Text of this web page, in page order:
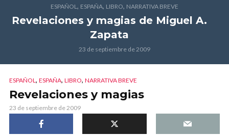
ESPAÑOL, ESPAÑA, LIBRO, NARRATIVA BREVE
Revelaciones y magias de Miguel A.
Zapata
23 de septiembre de 2009
ESPAÑOL, ESPAÑA, LIBRO, NARRATIVA BREVE
Revelaciones y magias
23 de septiembre de 2009